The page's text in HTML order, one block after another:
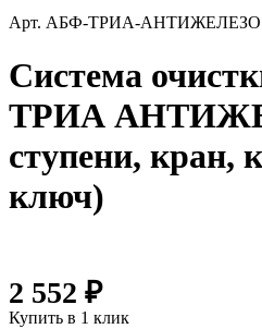
Арт. АБФ-ТРИА-АНТИЖЕЛЕЗО
Система
ТРИА
ступени, кран,
ключ)
2 552 ₽
Купить в 1 клик